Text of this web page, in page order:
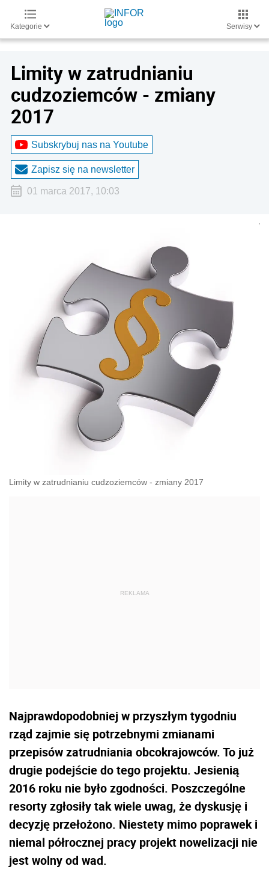
Kategorie Serwisy
Limity w zatrudnianiu
cudzoziemców - zmiany
2017
Subskrybuj nas na Youtube
Zapisz się na newsletter
01 marca 2017, 10:03
Limity w zatrudnianiu cudzoziemców - zmiany 2017
Najprawdopodobniej w przyszłym tygodniu
rząd zajmie się potrzebnymi zmianami
przepisów zatrudniania obcokrajowców. To już
drugie podejście do tego projektu. Jesienią
2016 roku nie było zgodności. Poszczególne
resorty zgłosiły tak wiele uwag, że dyskusję i
decyzję przełożono. Niestety mimo poprawek i
niemal półrocznej pracy projekt nowelizacji nie
jest wolny od wad.